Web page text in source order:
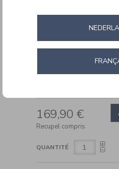
air-
fryer-
dual-
AFD10XSSE.html
TO
CART
PRODUCT
ACTIONS
169,90 €
Recupel compris
QUANTITÉ